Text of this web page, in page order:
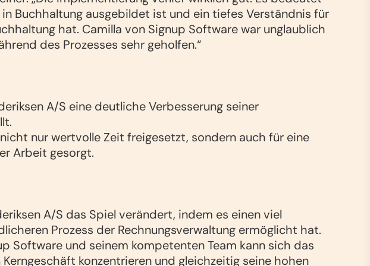
Buchhaltung ausgebildet ist und ein tiefes Verständnis für
hat. Camilla von Signup Software war unglaublich
des Prozesses sehr geholfen.“
A/S eine deutliche Verbesserung seiner
nur wertvolle Zeit freigesetzt, sondern auch für eine
Arbeit gesorgt.
A/S das Spiel verändert, indem es einen viel
Prozess der Rechnungsverwaltung ermöglicht hat.
Software und seinem kompetenten Team kann sich das
konzentrieren und gleichzeitig seine hohen